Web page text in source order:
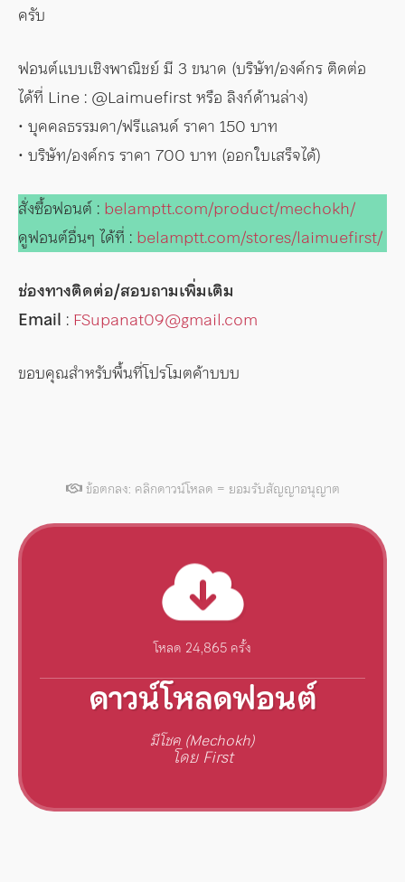
ครับ
ฟอนต์แบบเชิงพาณิชย์ มี 3 ขนาด (บริษัท/องค์กร ติดต่อ
ได้ที่ Line : @Laimuefirst หรือ ลิงก์ด้านล่าง)
• บุคคลธรรมดา/ฟรีแลนด์ ราคา 150 บาท
• บริษัท/องค์กร ราคา 700 บาท (ออกใบเสร็จได้)
สั่งซื้อฟอนต์ : belamptt.com/product/mechokh/
ดูฟอนต์อื่นๆ ได้ที่ : belamptt.com/stores/laimuefirst/
ช่องทางติดต่อ/สอบถามเพิ่มเติม
Email : FSupanat09@gmail.com
ขอบคุณสำหรับพื้นที่โปรโมตค้าบบบ
ข้อตกลง: คลิกดาวน์โหลด = ยอมรับสัญญาอนุญาต
โหลด 24,865 ครั้ง
ดาวน์โหลดฟอนต์
มีโชค (Mechokh)
โดย First